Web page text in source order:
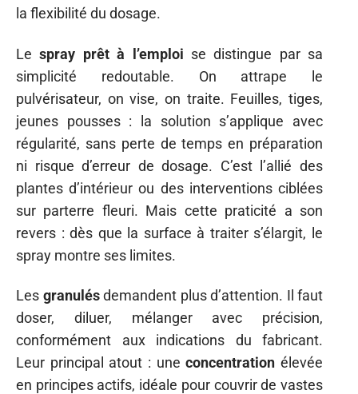
la flexibilité du dosage.
Lespray prêt à l’emploi se distingue par sa
simplicité redoutable. On attrape le
pulvérisateur, on vise, on traite. Feuilles, tiges,
jeunes pousses : la solution s’applique avec
régularité, sans perte de temps en préparation
ni risque d’erreur de dosage. C’est l’allié des
plantes d’intérieur ou des interventions ciblées
sur parterre fleuri. Mais cette praticité a son
revers : dès que la surface à traiter s’élargit, le
spray montre ses limites.
Les granulésdemandent plus d’attention. Il faut
doser, diluer, mélanger avec précision,
conformément aux indications du fabricant.
Leur principal atout : uneconcentration élevée
en principes actifs, idéale pour couvrir de vastes